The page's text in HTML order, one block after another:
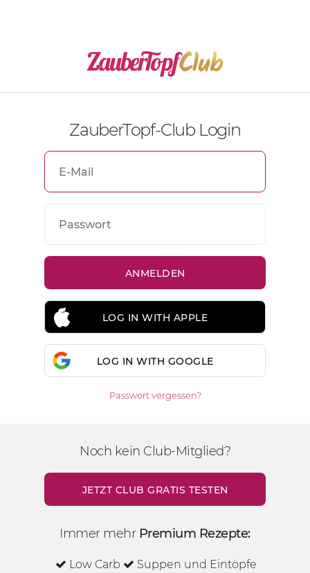
ZauberTopf-Club Login
LOG IN WITH APPLE
LOG IN WITH GOOGLE
Passwort vergessen?
Noch kein Club-Mitglied?
JETZT CLUB GRATIS TESTEN
Immer mehr Premium Rezepte:
Low Carb
Suppen und Eintöpfe